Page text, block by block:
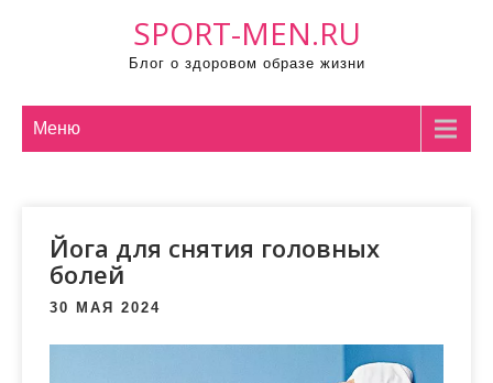
SPORT-MEN.RU
Блог о здоровом образе жизни
Меню
Йога для снятия головных
болей
30 МАЯ 2024